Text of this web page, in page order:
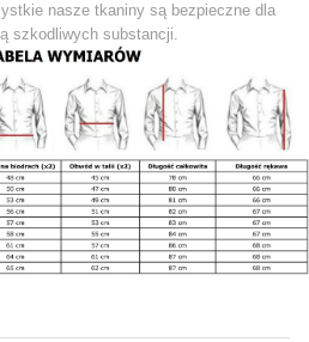
nasze tkaniny są bezpieczne dla
szkodliwych substancji.